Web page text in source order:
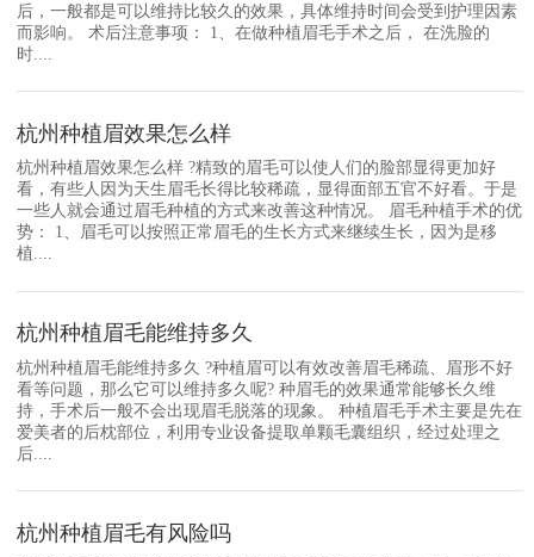
后，一般都是可以维持比较久的效果，具体维持时间会受到护理因素
而影响。 术后注意事项： 1、在做种植眉毛手术之后， 在洗脸的
时....
杭州种植眉效果怎么样
杭州种植眉效果怎么样 ?精致的眉毛可以使人们的脸部显得更加好
看，有些人因为天生眉毛长得比较稀疏，显得面部五官不好看。于是
一些人就会通过眉毛种植的方式来改善这种情况。 眉毛种植手术的优
势： 1、眉毛可以按照正常眉毛的生长方式来继续生长，因为是移
植....
杭州种植眉毛能维持多久
杭州种植眉毛能维持多久 ?种植眉可以有效改善眉毛稀疏、眉形不好
看等问题，那么它可以维持多久呢? 种眉毛的效果通常能够长久维
持，手术后一般不会出现眉毛脱落的现象。 种植眉毛手术主要是先在
爱美者的后枕部位，利用专业设备提取单颗毛囊组织，经过处理之
后....
杭州种植眉毛有风险吗